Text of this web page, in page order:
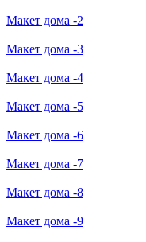
Макет дома -2
Макет дома -3
Макет дома -4
Макет дома -5
Макет дома -6
Макет дома -7
Макет дома -8
Макет дома -9